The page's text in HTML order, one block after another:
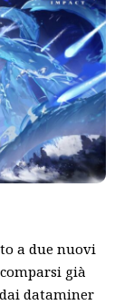
a due nuovi
già
dataminer